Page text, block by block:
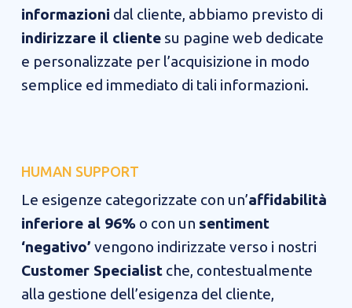
informazioni dal cliente, abbiamo previsto di
indirizzare il cliente su pagine web dedicate
e personalizzate per l’acquisizione in modo
semplice ed immediato di tali informazioni.
HUMAN SUPPORT
Le esigenze categorizzate con un’affidabilità
inferiore al 96% o con un sentiment
‘negativo’ vengono indirizzate verso i nostri
Customer Specialist che, contestualmente
alla gestione dell’esigenza del cliente,